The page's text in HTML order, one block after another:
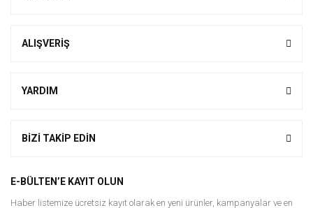
ALIŞVERİŞ
YARDIM
BİZİ TAKİP EDİN
E-BÜLTEN’E KAYIT OLUN
Haber listemize ücretsiz kayıt olarak en yeni ürünler, kampanyalar ve en